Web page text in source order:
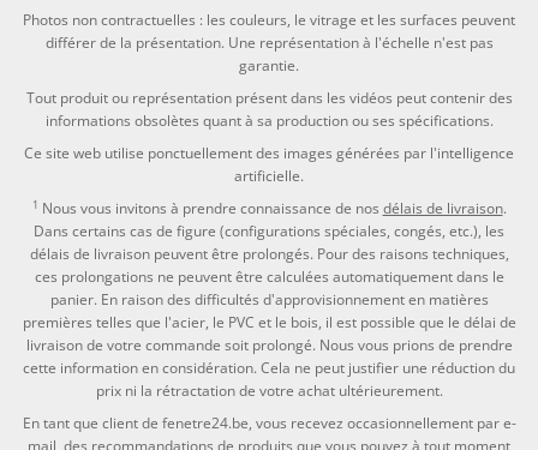
Photos non contractuelles : les couleurs, le vitrage et les surfaces peuvent
différer de la présentation. Une représentation à l'échelle n'est pas
garantie.
Tout produit ou représentation présent dans les vidéos peut contenir des
informations obsolètes quant à sa production ou ses spécifications.
Ce site web utilise ponctuellement des images générées par l'intelligence
artificielle.
1 Nous vous invitons à prendre connaissance de nos délais de livraison.
Dans certains cas de figure (configurations spéciales, congés, etc.), les
délais de livraison peuvent être prolongés. Pour des raisons techniques,
ces prolongations ne peuvent être calculées automatiquement dans le
panier. En raison des difficultés d'approvisionnement en matières
premières telles que l'acier, le PVC et le bois, il est possible que le délai de
livraison de votre commande soit prolongé. Nous vous prions de prendre
cette information en considération. Cela ne peut justifier une réduction du
prix ni la rétractation de votre achat ultérieurement.
En tant que client de fenetre24.be, vous recevez occasionnellement par e-